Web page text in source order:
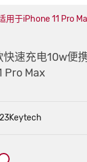
于iPhone 11 Pro
速充电10w便
Pro Max